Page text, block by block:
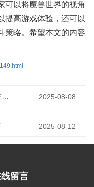
可以将魔兽世界的视角
提高游戏体验，还可以
策略。希望本文的内容
2025-08-08
2025-08-12
留言